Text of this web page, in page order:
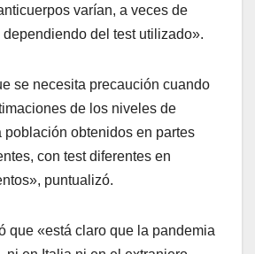
varían, a veces de
del test utilizado».
se necesita precaución cuando
de los niveles de
población obtenidos en partes
con test diferentes en
puntualizó.
que «está claro que la pandemia